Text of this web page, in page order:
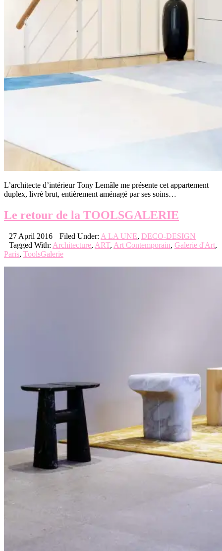
L’architecte d’intérieur Tony Lemâle me présente cet appartement
duplex, livré brut, entièrement aménagé par ses soins…
Le retour de la TOOLSGALERIE
27 April 2016 Filed Under: A LA UNE, DECO-DESIGN
Tagged With: Architecture, ART, Art Contemporain, Galerie d'Art,
Paris, ToolsGalerie